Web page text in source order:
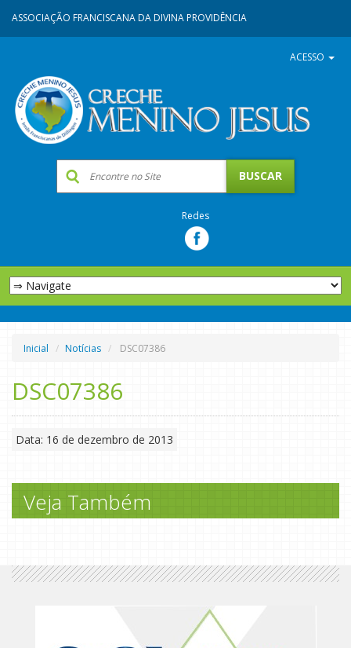
ASSOCIAÇÃO FRANCISCANA DA DIVINA PROVIDÊNCIA
ACESSO
Redes
Inicial Notícias DSC07386
DSC07386
Data: 16 de dezembro de 2013
Veja Também